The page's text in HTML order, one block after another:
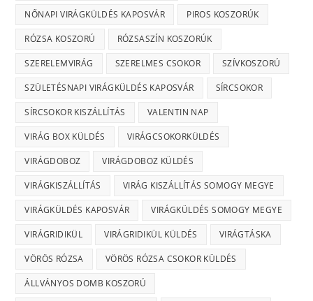
NŐNAPI VIRÁGKÜLDÉS KAPOSVÁR PIROS KOSZORÚK
RÓZSA KOSZORÚ RÓZSASZÍN KOSZORÚK
SZERELEMVIRÁG SZERELMES CSOKOR SZÍVKOSZORÚ
SZÜLETÉSNAPI VIRÁGKÜLDÉS KAPOSVÁR SÍRCSOKOR
SÍRCSOKOR KISZÁLLÍTÁS VALENTIN NAP
VIRÁG BOX KÜLDÉS VIRÁGCSOKORKÜLDÉS
VIRÁGDOBOZ VIRÁGDOBOZ KÜLDÉS
VIRÁGKISZÁLLÍTÁS VIRÁG KISZÁLLÍTÁS SOMOGY MEGYE
VIRÁGKÜLDÉS KAPOSVÁR VIRÁGKÜLDÉS SOMOGY MEGYE
VIRÁGRIDIKÜL VIRÁGRIDIKÜL KÜLDÉS VIRÁGTÁSKA
VÖRÖS RÓZSA VÖRÖS RÓZSA CSOKOR KÜLDÉS
ÁLLVÁNYOS DOMB KOSZORÚ